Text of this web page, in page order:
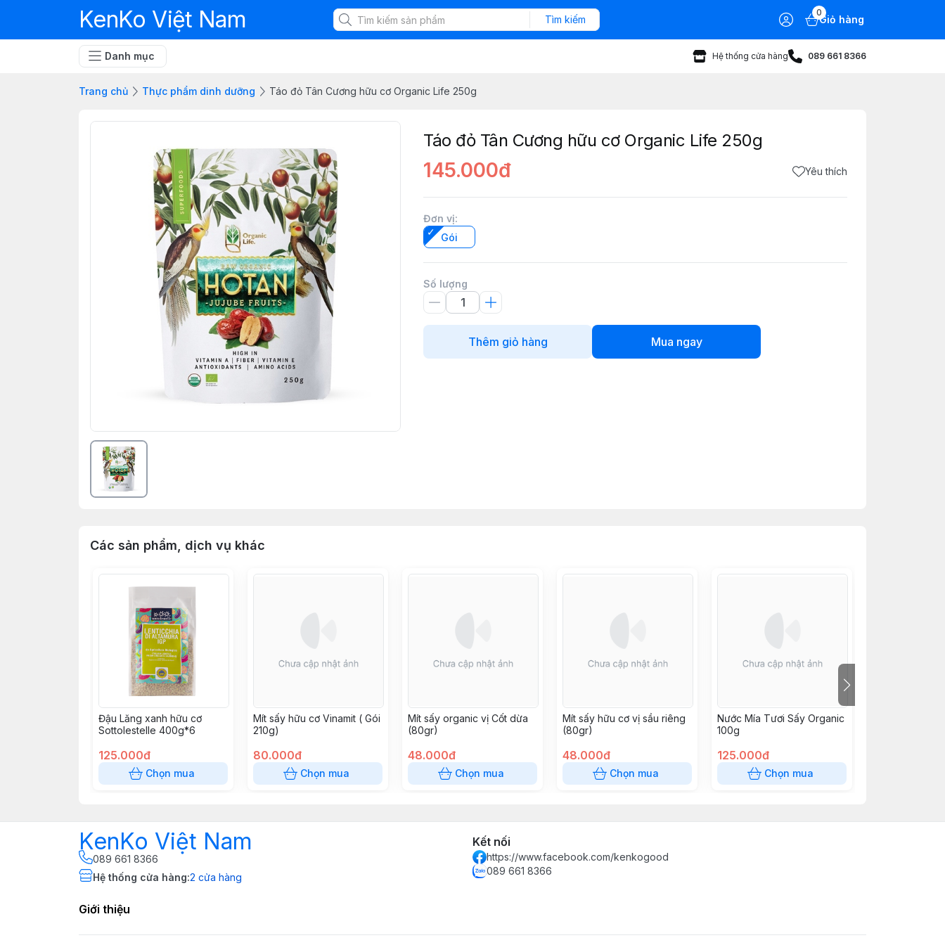
KenKo Việt Nam Tìm kiếm
0
Giỏ hàng
Danh mục Hệ thống cửa hàng 089 661 8366
Trang chủ Thực phẩm dinh dưỡng Táo đỏ Tân Cương hữu cơ Organic Life 250g
Táo đỏ Tân Cương hữu cơ Organic Life 250g
145.000đ Yêu thích
Đơn vị:
Gói
Số lượng
Thêm giỏ hàng Mua ngay
Các sản phẩm, dịch vụ khác
Đậu Lăng xanh hữu cơ
Sottolestelle 400g*6
125.000đ
Chọn mua
Mít sấy hữu cơ Vinamit ( Gói
210g)
80.000đ
Chọn mua
Mít sấy organic vị Cốt dừa
(80gr)
48.000đ
Chọn mua
Mít sấy hữu cơ vị sầu riêng
(80gr)
48.000đ
Chọn mua
Nước Mía Tươi Sấy Organic
100g
125.000đ
Chọn mua
KenKo Việt Nam
089 661 8366
Hệ thống cửa hàng:2 cửa hàng
Kết nối
https://www.facebook.com/kenkogood
089 661 8366
Giới thiệu